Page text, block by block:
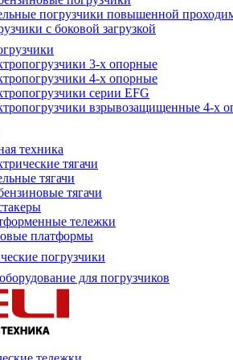
погрузчики повышенной
с боковой загрузкой
3-х опорные
4-х опорные
серии EFG
взрывозащищенные 4-х
техника
тягачи
тягачи
тягачи
тележки
платформы
погрузчики
для погрузчиков